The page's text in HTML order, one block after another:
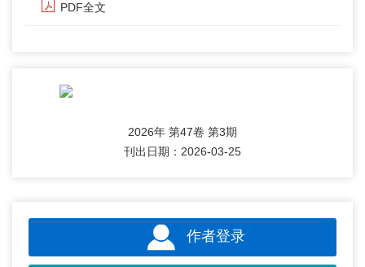
PDF全文
2026年 第47卷 第3期
刊出日期：2026-03-25
作者登录